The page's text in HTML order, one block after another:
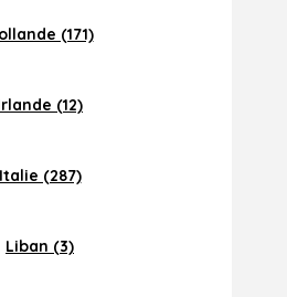
(171)
(12)
Italie (287)
Liban (3)